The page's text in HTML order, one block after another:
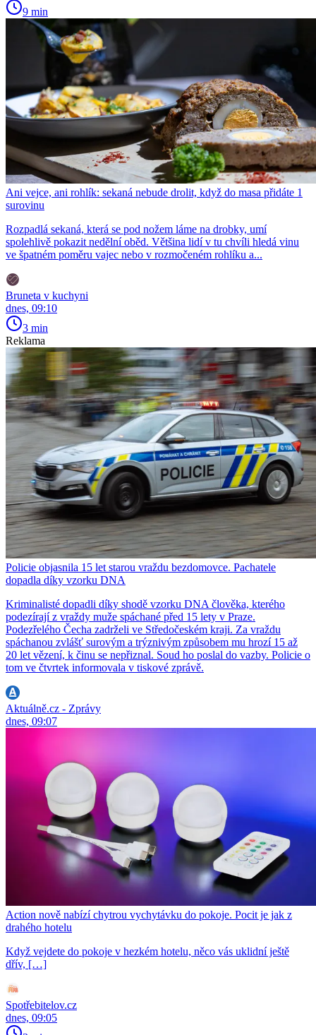
9 min
Ani vejce, ani rohlík: sekaná nebude drolit, když do masa přidáte 1
surovinu
Rozpadlá sekaná, která se pod nožem láme na drobky, umí
spolehlivě pokazit nedělní oběd. Většina lidí v tu chvíli hledá vinu
ve špatném poměru vajec nebo v rozmočeném rohlíku a...
Bruneta v kuchyni
dnes, 09:10
3 min
Reklama
Policie objasnila 15 let starou vraždu bezdomovce. Pachatele
dopadla díky vzorku DNA
Kriminalisté dopadli díky shodě vzorku DNA člověka, kterého
podezírají z vraždy muže spáchané před 15 lety v Praze.
Podezřelého Čecha zadrželi ve Středočeském kraji. Za vraždu
spáchanou zvlášť surovým a trýznivým způsobem mu hrozí 15 až
20 let vězení, k činu se nepřiznal. Soud ho poslal do vazby. Policie o
tom ve čtvrtek informovala v tiskové zprávě.
Aktuálně.cz - Zprávy
dnes, 09:07
Action nově nabízí chytrou vychytávku do pokoje. Pocit je jak z
drahého hotelu
Když vejdete do pokoje v hezkém hotelu, něco vás uklidní ještě
dřív, […]
Spotřebitelov.cz
dnes, 09:05